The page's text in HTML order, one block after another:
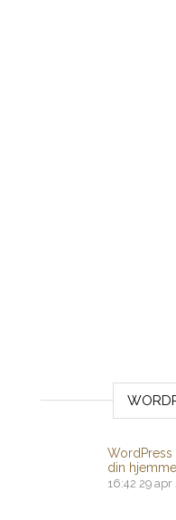
WordPress
din
16:42 29 apr